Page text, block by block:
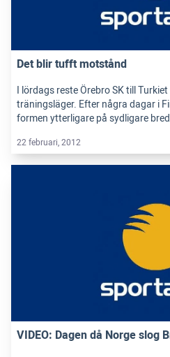
Det blir tufft motstånd
I lördags reste Örebro SK till
träningsläger. Efter några dagar i
formen ytterligare på sydligare
22 februari, 2012
VIDEO: Dagen då Norge slog